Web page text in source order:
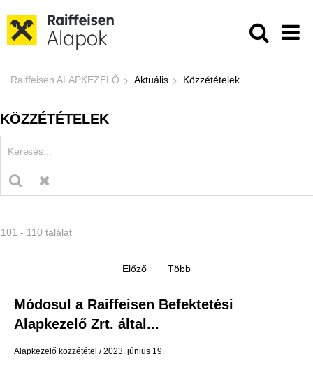
Közzétételek - Raiffeisen
Raiffeisen ALAPKEZELŐ Aktuális Közzétételek
KÖZZÉTÉTELEK
101 - 110 találat
Módosul a Raiffeisen Befektetési
Alapkezelő Zrt. által...
Alapkezelő közzététel 2023. június 19.